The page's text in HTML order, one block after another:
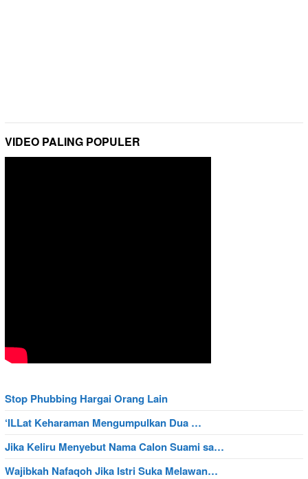
VIDEO PALING POPULER
Stop Phubbing Hargai Orang Lain
‘ILLat Keharaman Mengumpulkan Dua …
Jika Keliru Menyebut Nama Calon Suami sa…
Wajibkah Nafaqoh Jika Istri Suka Melawan…